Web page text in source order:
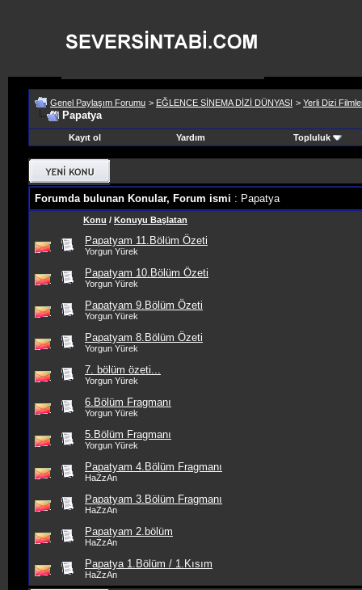
Genel Paylaşım Forumu > EĞLENCE SİNEMA DİZİ DÜNYASI > Yerli Dizi
Papatya
Kayıt ol Yardım Topluluk
Forumda bulunan Konular, Forum ismi : Papatya
Konu / Konuyu Başlatan
Papatyam 11.Bölüm Özeti
Yorgun Yürek
Papatyam 10.Bölüm Özeti
Yorgun Yürek
Papatyam 9.Bölüm Özeti
Yorgun Yürek
Papatyam 8.Bölüm Özeti
Yorgun Yürek
7. bölüm özeti...
Yorgun Yürek
6.Bölüm Fragmanı
Yorgun Yürek
5.Bölüm Fragmanı
Yorgun Yürek
Papatyam 4.Bölüm Fragmanı
HaZzAn
Papatyam 3.Bölüm Fragmanı
HaZzAn
Papatyam 2.bölüm
HaZzAn
Papatya 1.Bölüm / 1.Kısım
HaZzAn